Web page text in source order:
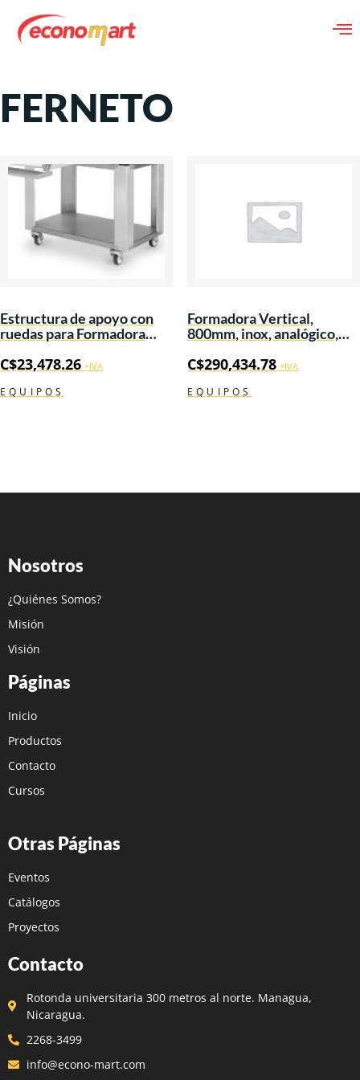
FERNETO
Estructura de apoyo con
ruedas para Formadora
C$23,478.26 +IVA
EQUIPOS
Formadora Vertical,
800mm, inox, analógico,
baja
C$290,434.78 +IVA
EQUIPOS
Nosotros
¿Quiénes Somos?
Misión
Visión
Páginas
Inicio
Productos
Contacto
Cursos
Otras Páginas
Eventos
Catálogos
Proyectos
Contacto
Rotonda universitaria 300 metros al norte. Managua,
Nicaragua.
2268-3499
info@econo-mart.com